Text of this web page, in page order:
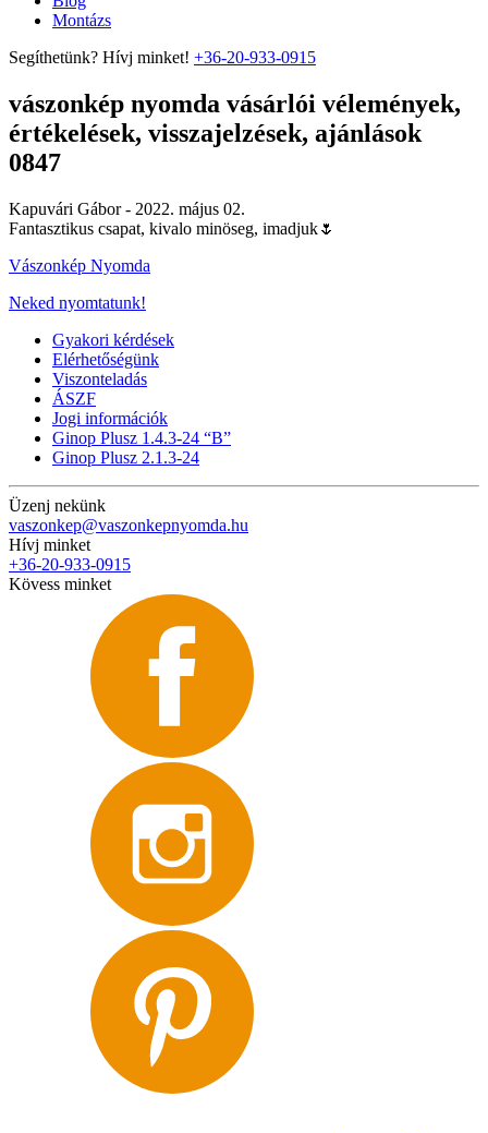
Montázs
Segíthetünk? Hívj minket! +36-20-933-0915
vászonkép nyomda vásárlói vélemények,
értékelések, visszajelzések, ajánlások
0847
Kapuvári Gábor - 2022. május 02.
Fantasztikus csapat, kivalo minöseg, imadjuk🌷
Vászonkép Nyomda
Neked nyomtatunk!
Gyakori kérdések
Elérhetőségünk
Viszonteladás
ÁSZF
Jogi információk
Ginop Plusz 1.4.3-24 “B”
Ginop Plusz 2.1.3-24
Üzenj nekünk
vaszonkep@vaszonkepnyomda.hu
Hívj minket
+36-20-933-0915
Kövess minket